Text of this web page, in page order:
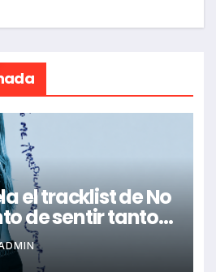
el tracklist de No
de sentir tanto:
y más
al álbum